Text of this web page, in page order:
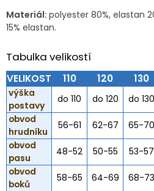
Materiál: polyester 80%, elastan
15% elastan.
Tabulka velikostí
VELIKOST 110 120 130
výška
postavy
do 110 do 120 do 130
obvod
hrudníku
56-61 62-67 65-70
obvod
pasu
48-52 50-55 53-57
obvod
boků
58-65 64-69 68-73